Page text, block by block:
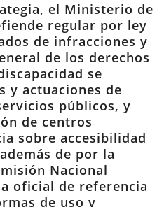
el Ministerio de
regular por ley
de infracciones y
de los derechos
se
y actuaciones de
públicos, y
de centros
sobre accesibilidad
de por la
Nacional
oficial de referencia
de uso y